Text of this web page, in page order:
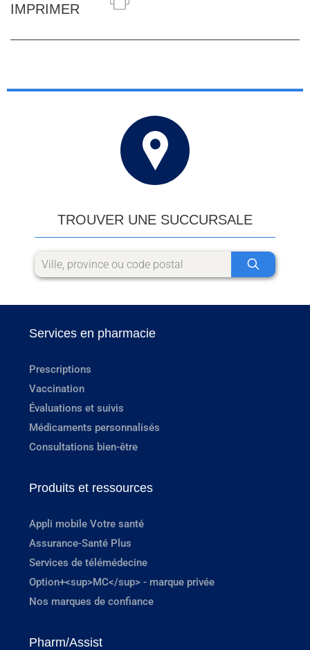
IMPRIMER
TROUVER UNE SUCCURSALE
Services en pharmacie
Prescriptions
Vaccination
Évaluations et suivis
Médicaments personnalisés
Consultations bien-être
Produits et ressources
Appli mobile Votre santé
Assurance-Santé Plus
Services de télémédecine
Option+<sup>MC</sup> - marque privée
Nos marques de confiance
Pharm/Assist